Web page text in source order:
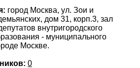
город Москва, ул. Зои и
дом 31, корп.3, зал
внутригородского
- муниципального
Москве.
0